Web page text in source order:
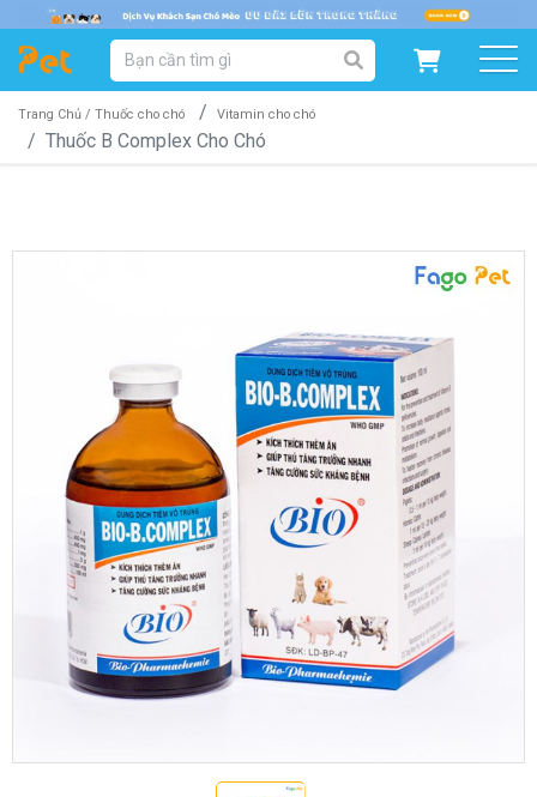
DANH MỤC SẢN PHẨM
SẢN PHẨM DÀNH CHO MÈO SẢN PHẨM DÀNH CHO CHÓ
GIỚI THIỆU
Khách sạn chó mèo
Trang Chủ / Thuốc cho chó Vitamin cho chó
Thuốc B Complex Cho Chó